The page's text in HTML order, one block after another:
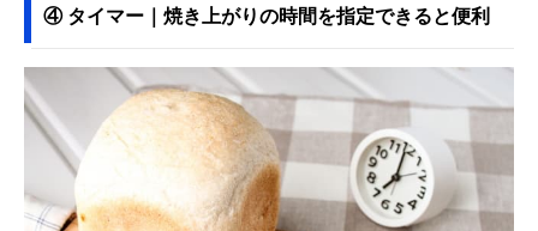
④ タイマー｜焼き上がりの時間を指定できると便利